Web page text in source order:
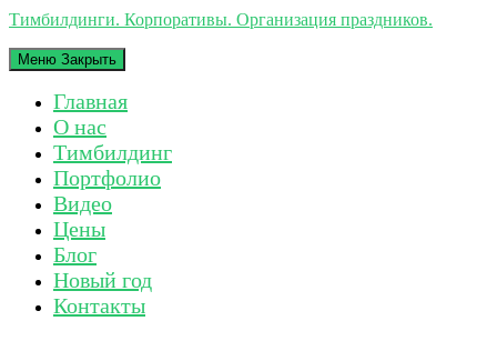
Тимбилдинги. Корпоративы. Организация праздников.
Меню Закрыть
Главная
О нас
Тимбилдинг
Портфолио
Видео
Цены
Блог
Новый год
Контакты